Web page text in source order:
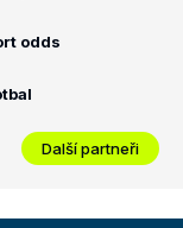
odds
Další partneři